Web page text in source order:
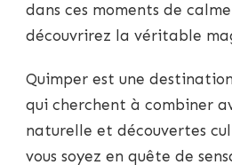
dans ces moments de
découvrirez la véritable
Quimper est une
qui cherchent à combiner
naturelle et découvertes
vous soyez en quête de